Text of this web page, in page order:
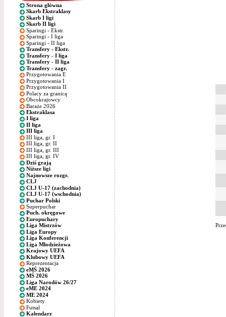
Strona główna
Skarb Ekstraklasy
Skarb I ligi
Skarb II ligi
Sparingi - Ekstr.
Sparingi - I liga
Sparingi - II liga
Transfery - Ekstr.
Transfery - I liga
Transfery - II liga
Transfery - zagr.
Przygotowania E
Przygotowania I
Przygotowania II
Polacy za granicą
Obcokrajowcy
Baraże 2026
Ekstraklasa
I liga
II liga
III liga
III liga, gr. I
III liga, gr. II
III liga, gr. III
III liga, gr. IV
Dziś grają
Niższe ligi
Najnowsze rozgr.
CLJ
CLJ U-17 (zachodnia)
CLJ U-17 (wschodnia)
Puchar Polski
Superpuchar
Puch. okręgowe
Europuchary
Liga Mistrzów
Liga Europy
Liga Konferencji
Liga Młodzieżowa
Krajowy UEFA
Klubowy UEFA
Reprezentacja
eMŚ 2026
MŚ 2026
Liga Narodów 26/27
eME 2024
ME 2024
Kobiety
Futsal
Kalendarz